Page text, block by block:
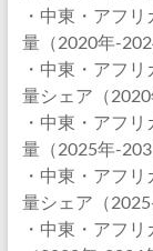
・中東・アフ
量（2020年-
・中東・アフ
量シェア（2020
・中東・アフ
量（2025年-
・中東・アフ
量シェア（
・中東・アフ